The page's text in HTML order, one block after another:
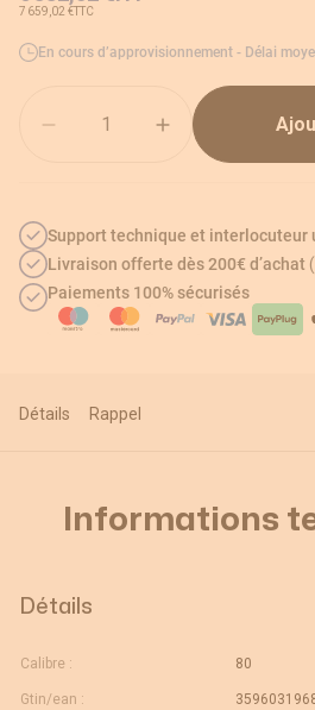
7 659,02 €TTC
En cours d’approvisionnement - Délai
Support technique et interlocuteur
Livraison offerte dès 200€ d’achat
Paiements 100% sécurisés
Détails Rappel
Informations
Détails
Calibre : 80
Gtin/ean :